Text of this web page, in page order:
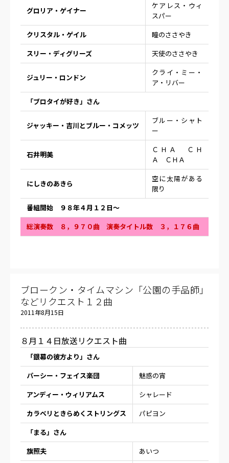
グロリア・ゲイナー
ケアレス・ウィ
スパー
クリスタル・ゲイル
瞳のささやき
スリー・ディグリーズ
天使のささやき
ジュリー・ロンドン
クライ・ミー・
ア・リバー
「ブロタイが好き」さん
ジャッキー・吉川とブルー・コメッツ
ブルー・シャト
ー
石井明美
ＣＨＡ ＣＨ
Ａ ＣＨＡ
にしきのあきら
空に太陽がある
限り
番組開始 ９８年４月１２日〜
総演奏数 ８，９７０曲 演奏タイトル数 ３，１７６曲
ブロークン・タイムマシン「公園の手品師」
などリクエスト１２曲
2011年8月15日
８月１４日放送リクエスト曲
「銀幕の彼方より」さん
パーシー・フェイス楽団
魅惑の宵
アンディー・ウィリアムス
シャレード
カラベリときらめくストリングス
パピヨン
「まる」さん
旗照夫
あいつ